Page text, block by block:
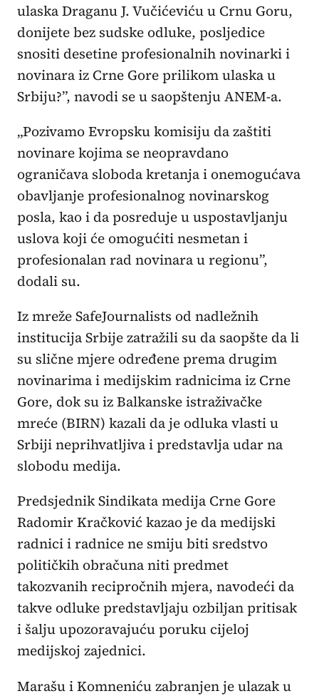
ulaska Draganu J. Vučićeviću u Crnu Goru,
donijete bez sudske odluke, posljedice
snositi desetine profesionalnih novinarki i
novinara iz Crne Gore prilikom ulaska u
Srbiju?”, navodi se u saopštenju ANEM-a.
„Pozivamo Evropsku komisiju da zaštiti
novinare kojima se neopravdano
ograničava sloboda kretanja i onemogućava
obavljanje profesionalnog novinarskog
posla, kao i da posreduje u uspostavljanju
uslova koji će omogućiti nesmetan i
profesionalan rad novinara u regionu”,
dodali su.
Iz mreže SafeJournalists od nadležnih
institucija Srbije zatražili su da saopšte da li
su slične mjere određene prema drugim
novinarima i medijskim radnicima iz Crne
Gore, dok su iz Balkanske istraživačke
mreće (BIRN) kazali da je odluka vlasti u
Srbiji neprihvatljiva i predstavlja udar na
slobodu medija.
Predsjednik Sindikata medija Crne Gore
Radomir Kračković kazao je da medijski
radnici i radnice ne smiju biti sredstvo
političkih obračuna niti predmet
takozvanih recipročnih mjera, navodeći da
takve odluke predstavljaju ozbiljan pritisak
i šalju upozoravajuću poruku cijeloj
medijskoj zajednici.
Marašu i Komneniću zabranjen je ulazak u